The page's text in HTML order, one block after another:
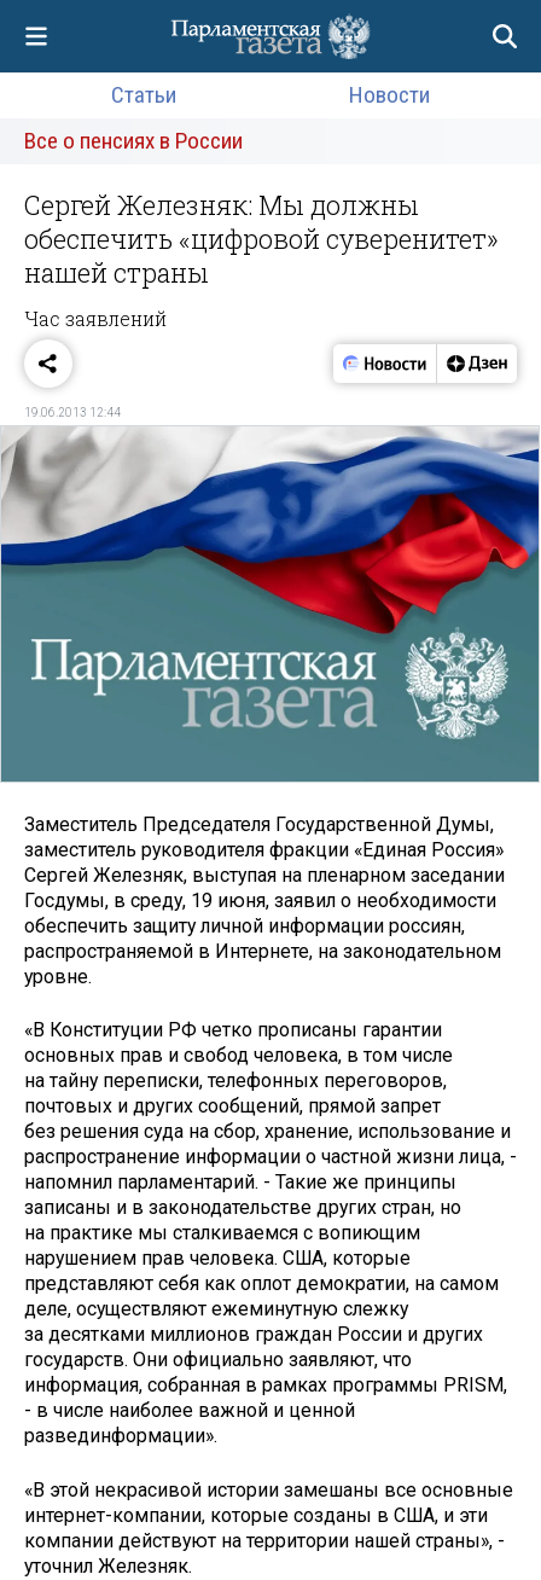
Статьи
Новости
Все о пенсиях в России
Сергей Железняк: Мы должны
обеспечить «цифровой суверенитет»
нашей страны
Час заявлений
19.06.2013 12:44
Заместитель Председателя Государственной Думы,
заместитель руководителя фракции «Единая Россия»
Сергей Железняк, выступая на пленарном заседании
Госдумы, в среду, 19 июня, заявил о необходимости
обеспечить защиту личной информации россиян,
распространяемой в Интернете, на законодательном
уровне.
«В Конституции РФ четко прописаны гарантии
основных прав и свобод человека, в том числе
на тайну переписки, телефонных переговоров,
почтовых и других сообщений, прямой запрет
без решения суда на сбор, хранение, использование и
распространение информации о частной жизни лица, -
напомнил парламентарий. - Такие же принципы
записаны и в законодательстве других стран, но
на практике мы сталкиваемся с вопиющим
нарушением прав человека. США, которые
представляют себя как оплот демократии, на самом
деле, осуществляют ежеминутную слежку
за десятками миллионов граждан России и других
государств. Они официально заявляют, что
информация, собранная в рамках программы PRISM,
- в числе наиболее важной и ценной
развединформации».
«В этой некрасивой истории замешаны все основные
интернет-компании, которые созданы в США, и эти
компании действуют на территории нашей страны», -
уточнил Железняк.